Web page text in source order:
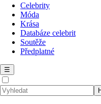
Celebrity
Móda
Krása
Databáze celebrit
Soutěže
Předplatné
☰